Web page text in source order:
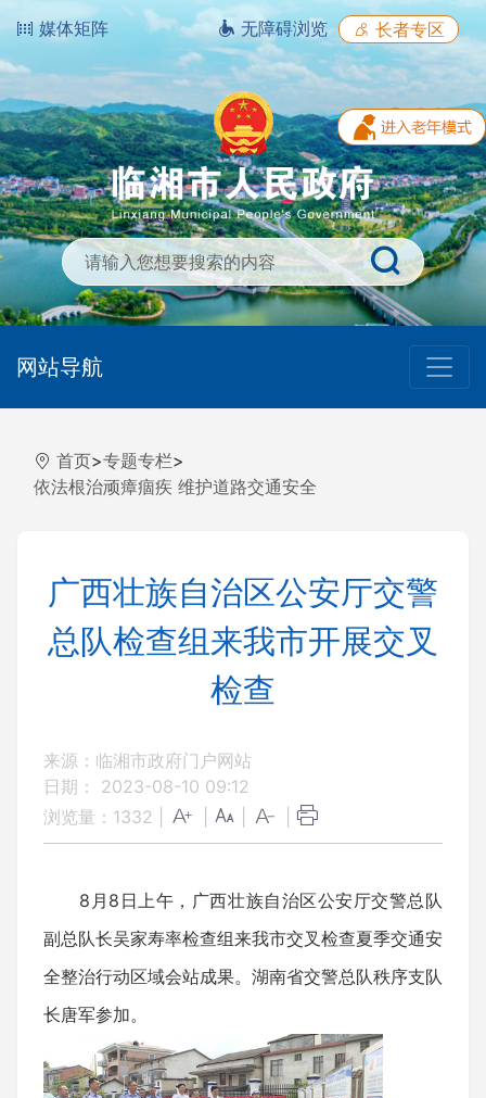
媒体矩阵 无障碍浏览 长者专区
网站导航
首页>专题专栏>
依法根治顽瘴痼疾 维护道路交通安全
广西壮族自治区公安厅交警
总队检查组来我市开展交叉
检查
来源：临湘市政府门户网站
日期： 2023-08-10 09:12
浏览量： 1332
8月8日上午，广西壮族自治区公安厅交警总队
副总队长吴家寿率检查组来我市交叉检查夏季交通安
全整治行动区域会站成果。湖南省交警总队秩序支队
长唐军参加。